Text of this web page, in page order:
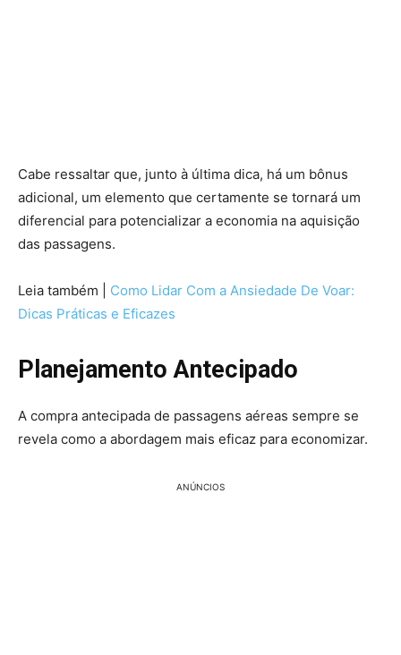
Cabe ressaltar que, junto à última dica, há um bônus
adicional, um elemento que certamente se tornará um
diferencial para potencializar a economia na aquisição
das passagens.
Leia também | Como Lidar Com a Ansiedade De Voar:
Dicas Práticas e Eficazes
Planejamento Antecipado
A compra antecipada de passagens aéreas sempre se
revela como a abordagem mais eficaz para economizar.
ANÚNCIOS